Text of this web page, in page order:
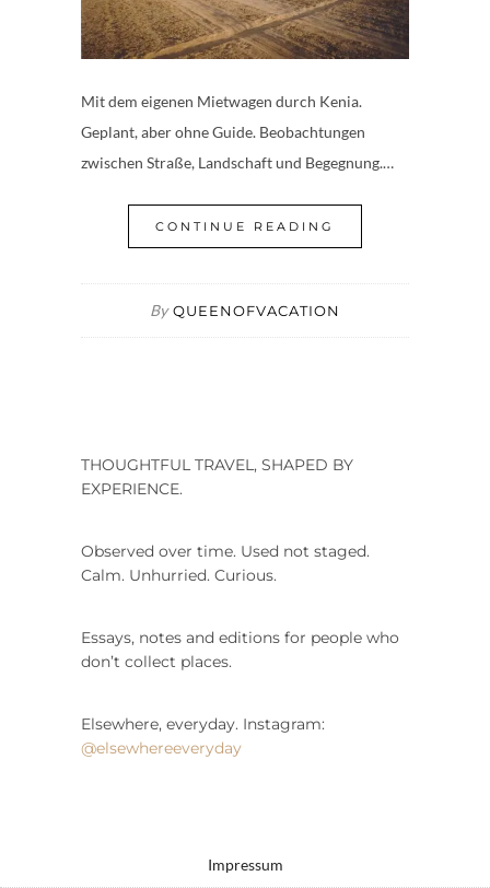
Mit dem eigenen Mietwagen durch Kenia.
Geplant, aber ohne Guide. Beobachtungen
zwischen Straße, Landschaft und Begegnung.…
CONTINUE READING
By QUEENOFVACATION
THOUGHTFUL TRAVEL, SHAPED BY
EXPERIENCE.
Observed over time. Used not staged.
Calm. Unhurried. Curious.
Essays, notes and editions for people who
don’t collect places.
Elsewhere, everyday. Instagram:
@elsewhereeveryday
Impressum